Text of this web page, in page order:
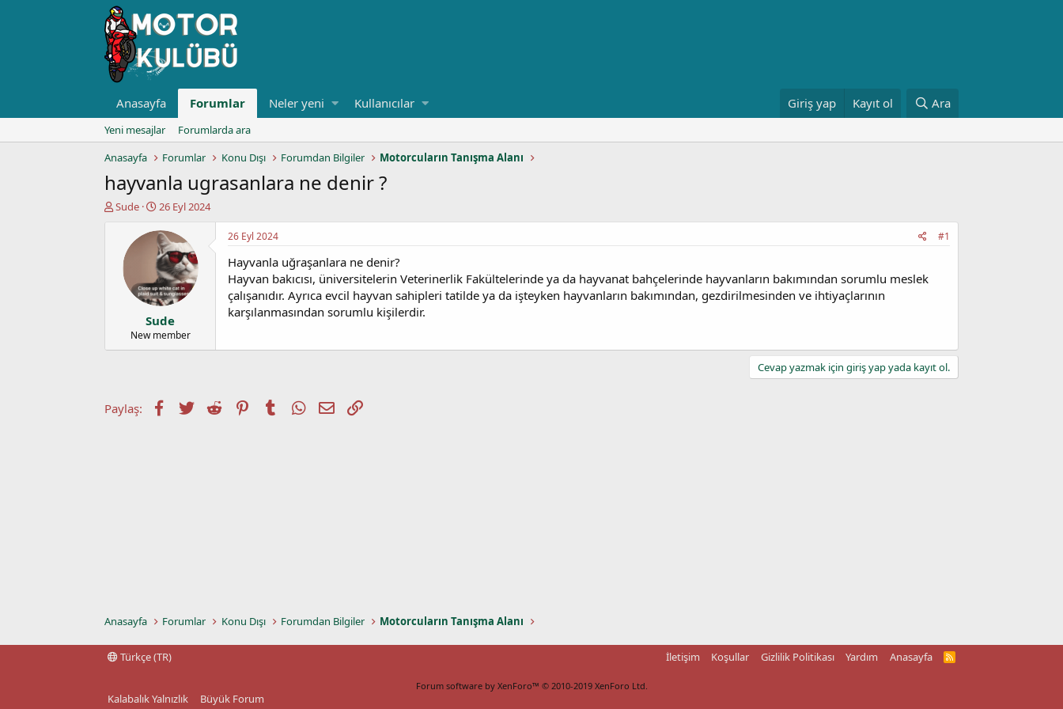
Anasayfa Forumlar Neler yeni Kullanıcılar Giriş yap Kayıt ol Ara
Yeni mesajlar
Forumlarda ara
Anasayfa
Forumlar Konu Dışı Forumdan Bilgiler Motorcuların Tanışma Alanı
hayvanla ugrasanlara ne denir ?
K
a
Sude
B
ş
l
a
n
g
ı
ç
t
a
i
26 Eyl 2024
Sude
New member
26 Eyl 2024 #1
Hayvanla uğraşanlara ne denir?
Hayvan bakıcısı, üniversitelerin Veterinerlik Fakültelerinde ya da hayvanat bahçelerinde hayvanların bakımından sorumlu meslek
çalışanıdır. Ayrıca evcil hayvan sahipleri tatilde ya da işteyken hayvanların bakımından, gezdirilmesinden ve ihtiyaçlarının
karşılanmasından sorumlu kişilerdir.
Cevap yazmak için giriş yap yada kayıt ol.
Paylaş: Facebook
TwitterReddit PinterestTumblrWhatsApp
E-postaLink
Anasayfa Forumlar Konu Dışı Forumdan Bilgiler Motorcuların Tanışma Alanı
Türkçe (TR) İletişim Koşullar Gizlilik Politikası Yardım Anasayfa
R
Forum software by XenForo™ © 2010-2019 XenForo Ltd.
Kalabalık Yalnızlık Büyük Forum